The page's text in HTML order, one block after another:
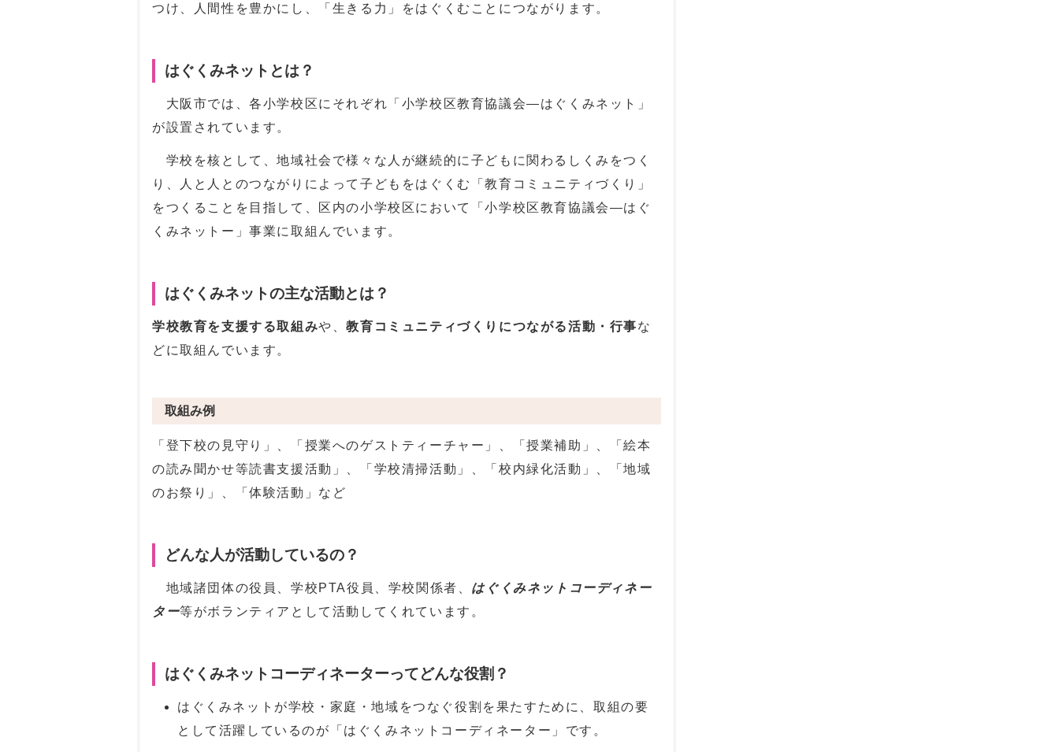
つけ、人間性を豊かにし、「生きる力」をはぐくむことにつながります。
はぐくみネットとは？
大阪市では、各小学校区にそれぞれ「小学校区教育協議会―はぐくみネット」
が設置されています。
学校を核として、地域社会で様々な人が継続的に子どもに関わるしくみをつく
り、人と人とのつながりによって子どもをはぐくむ「教育コミュニティづくり」
をつくることを目指して、区内の小学校区において「小学校区教育協議会―はぐ
くみネットー」事業に取組んでいます。
はぐくみネットの主な活動とは？
学校教育を支援する取組みや、教育コミュニティづくりにつながる活動・行事な
どに取組んでいます。
取組み例
「登下校の見守り」、「授業へのゲストティーチャー」、「授業補助」、「絵本
の読み聞かせ等読書支援活動」、「学校清掃活動」、「校内緑化活動」、「地域
のお祭り」、「体験活動」など
どんな人が活動しているの？
地域諸団体の役員、学校 PTA役員、学校関係者、 はぐくみネットコーディネー
ター等がボランティアとして活動してくれています。
はぐくみネットコーディネーターってどんな役割？
はぐくみネットが学校・家庭・地域をつなぐ役割を果たすために、取組の要
として活躍しているのが「はぐくみネットコーディネーター」です。